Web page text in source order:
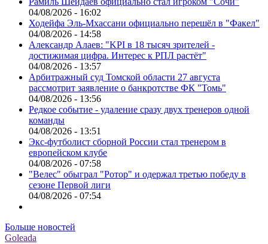
04/08/2026 - 16:02
Ходейфа Эль-Мхассани официально перешёл в "Факел"
04/08/2026 - 14:58
Александр Алаев: "KPI в 18 тысяч зрителей -
достижимая цифра. Интерес к РПЛ растёт"
04/08/2026 - 13:57
Арбитражный суд Томской области 27 августа
рассмотрит заявление о банкротстве ФК "Томь"
04/08/2026 - 13:56
Редкое событие - удаление сразу двух тренеров одной
команды
04/08/2026 - 13:51
Экс-футболист сборной России стал тренером в
европейском клубе
04/08/2026 - 07:58
"Велес" обыграл "Ротор" и одержал третью победу в
сезоне Первой лиги
04/08/2026 - 07:54
Больше новостей
Goleada